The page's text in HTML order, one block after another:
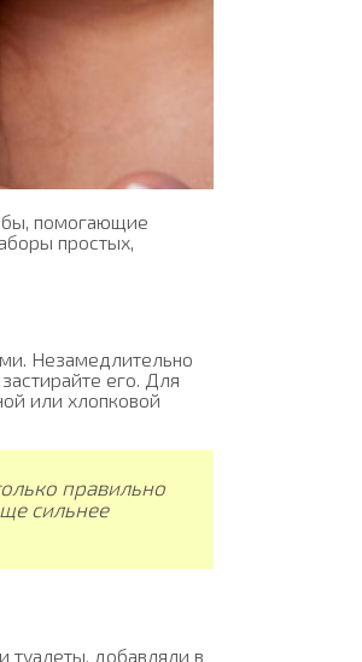
помогающие
простых,
Незамедлительно
его. Для
или хлопковой
правильно
сильнее
туалеты, добавляли в